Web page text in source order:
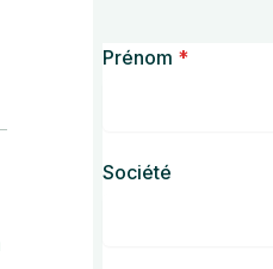
Prénom *
Société